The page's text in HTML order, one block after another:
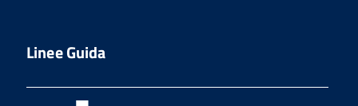
Linee Guida